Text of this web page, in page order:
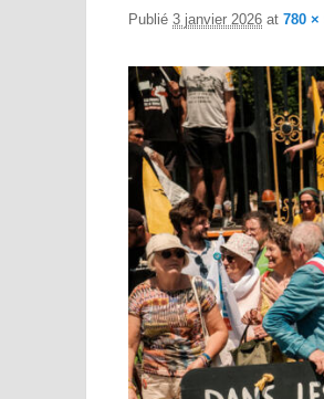
Publié 3 janvier 2026 at 780 ×